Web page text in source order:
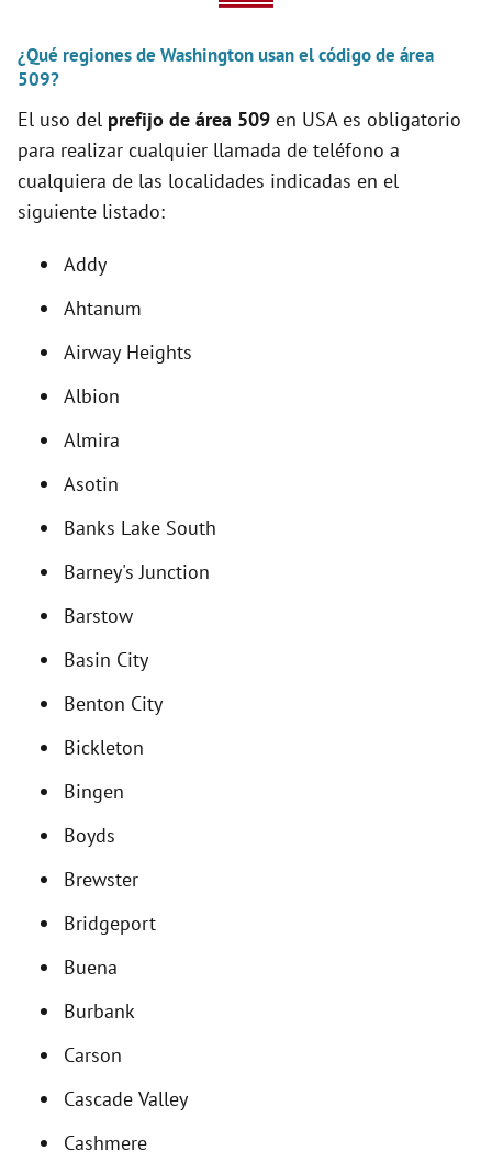
i
d
e
¿Qué regiones de Washington usan el código de área
509?
El uso del prefijo de área 509 en USA es obligatorio
para realizar cualquier llamada de teléfono a
cualquiera de las localidades indicadas en el
siguiente listado:
Addy
Ahtanum
Airway Heights
Albion
Almira
Asotin
Banks Lake South
Barney's Junction
Barstow
Basin City
Benton City
Bickleton
Bingen
Boyds
Brewster
Bridgeport
Buena
Burbank
Carson
Cascade Valley
Cashmere